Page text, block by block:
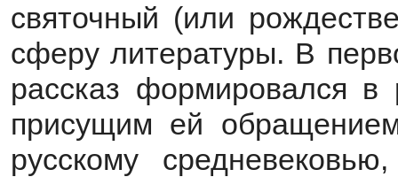
святочный (или
сферу литературы. В
рассказ формировался в
присущим ей
русскому